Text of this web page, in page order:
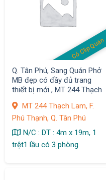
Có Clip Quán
Q. Tân Phú, Sang Quán Phở
MB đẹp có đầy đủ trang
thiết bị mới , MT 244 Thạch
MT 244 Thạch Lam, F.
Phú Thạnh, Q. Tân Phú
N/C : DT : 4m x 19m, 1
trệt1 lầu có 3 phòng